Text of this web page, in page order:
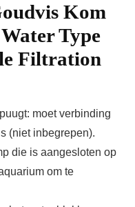
Kom
Type
Filtration
moet verbinding
(niet inbegrepen).
die is aangesloten op
om te